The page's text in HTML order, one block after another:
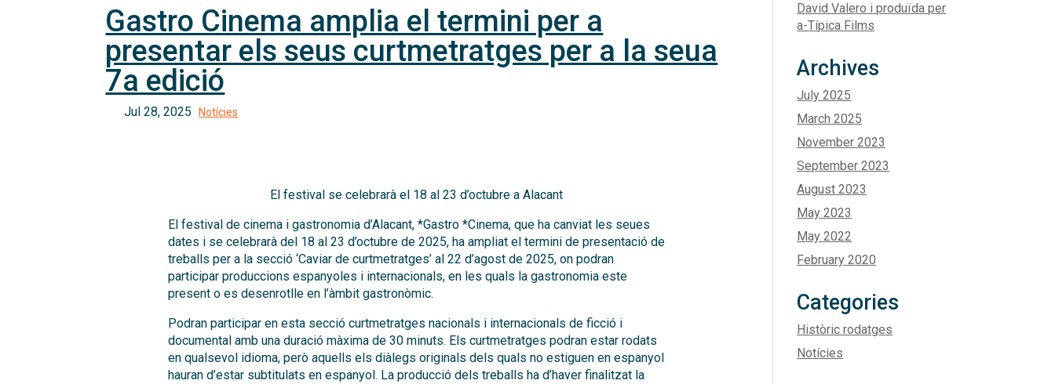
Gastro Cinema amplia el termini per a
presentar els seus curtmetratges per a la seua
7a edició
El festival se celebrarà el 18 al 23 d’octubre a Alacant
El festival de cinema i gastronomia d’Alacant, *Gastro *Cinema, que ha canviat les seues
dates i se celebrarà del 18 al 23 d’octubre de 2025, ha ampliat el termini de presentació de
treballs per a la secció ‘Caviar de curtmetratges’ al 22 d’agost de 2025, on podran
participar produccions espanyoles i internacionals, en les quals la gastronomia este
present o es desenrotlle en l’àmbit gastronòmic.
Podran participar en esta secció curtmetratges nacionals i internacionals de ficció i
documental amb una duració màxima de 30 minuts. Els curtmetratges podran estar rodats
en qualsevol idioma, però aquells els diàlegs originals dels quals no estiguen en espanyol
hauran d’estar subtitulats en espanyol. La producció dels treballs ha d’haver finalitzat la
David Valero i produïda per
a-Típica Films
Archives
July 2025
March 2025
November 2023
September 2023
August 2023
May 2023
May 2022
February 2020
Categories
Històric rodatges
Notícies